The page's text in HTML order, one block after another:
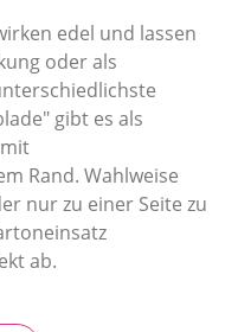
edel und lassen
oder als
gibt es als
Rand. Wahlweise
nur zu einer Seite zu
ab.